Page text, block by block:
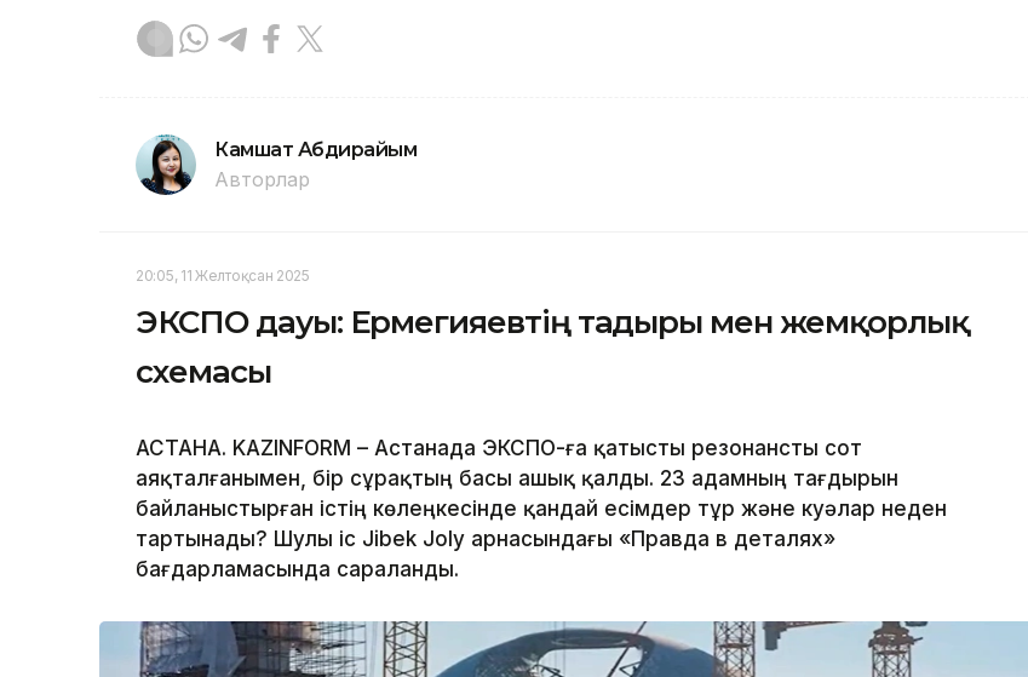
Камшат Абдирайым
Авторлар
20:05, 11 Желтоқсан 2025
ЭКСПО дауы: Ермегияевтің тағдыры мен жемқорлық
схемасы
АСТАНА. KAZINFORM – Астанада ЭКСПО-ға қатысты резонансты сот
аяқталғанымен, бір сұрақтың басы ашық қалды. 23 адамның тағдырын
байланыстырған істің көлеңкесінде қандай есімдер тұр және куәлар неден
тартынады? Шулы іс Jibek Joly арнасындағы «Правда в деталях»
бағдарламасында сараланды.